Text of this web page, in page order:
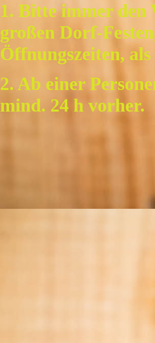
1. Bitte immer den
großen Dorf-
Öffnungszeiten,
2. Ab einer
mind. 24 h vorher.